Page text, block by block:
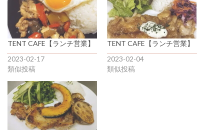
TENT CAFE【ランチ営業】
2023-02-17
類似投稿
TENT CAFE【ランチ営業】
2023-02-04
類似投稿